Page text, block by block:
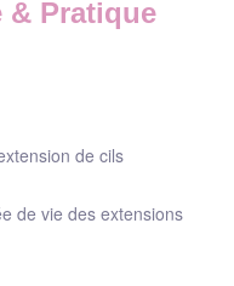
& Pratique
de cils
de vie des extensions